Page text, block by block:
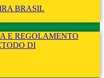
BRASIL
E REGOLAMENTO
DI